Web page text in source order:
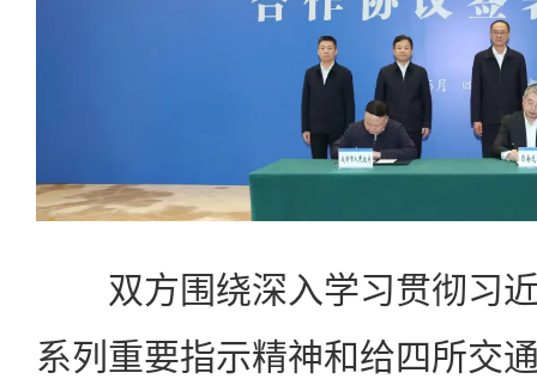
双方围绕深入学习贯彻习近
系列重要指示精神和给四所交